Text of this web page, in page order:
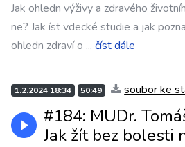
Jak ohledn výživy a zdravého
ne? Jak íst vdecké studie a jak
ohledn zdraví o ... číst dále
1.2.2024 18:34 50:49 soubor ke
#184: MUDr.
Jak žít bez bolesti